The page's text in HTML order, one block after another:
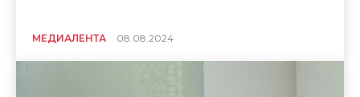
МЕДИАЛЕНТА 08.08.2024